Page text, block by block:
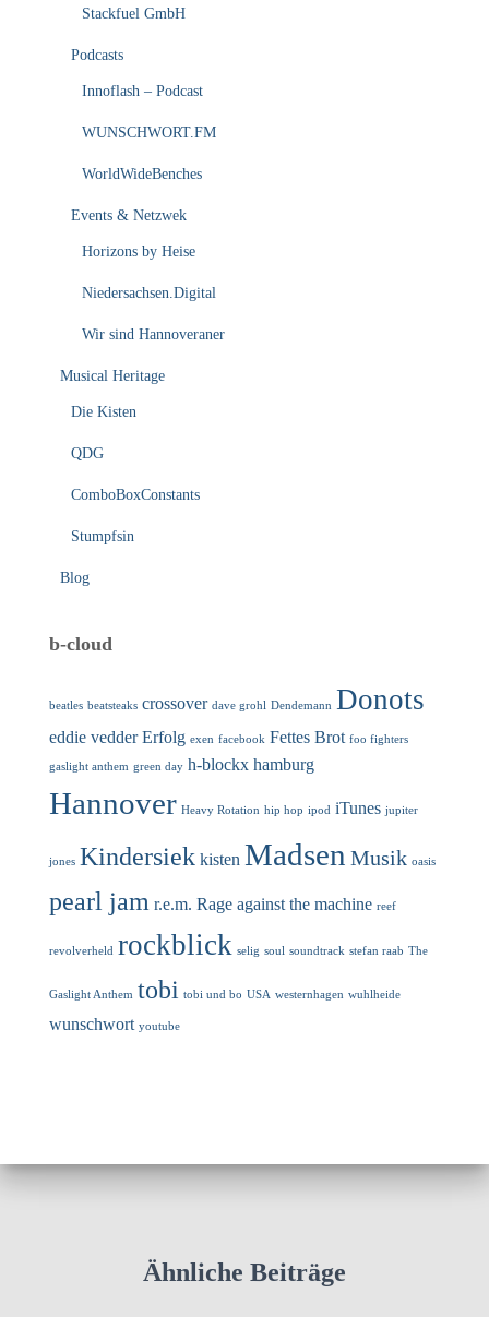
Stackfuel GmbH
Podcasts
Innoflash – Podcast
WUNSCHWORT.FM
WorldWideBenches
Events & Netzwek
Horizons by Heise
Niedersachsen.Digital
Wir sind Hannoveraner
Musical Heritage
Die Kisten
QDG
ComboBoxConstants
Stumpfsin
Blog
b-cloud
beatles beatsteaks crossover dave grohl Dendemann Donots
eddie vedder Erfolg exen facebook Fettes Brot foo fighters
gaslight anthem green day h-blockx hamburg
Hannover Heavy Rotation hip hop ipod iTunes jupiter
jones Kindersiek kisten Madsen Musik oasis
pearl jam r.e.m. Rage against the machine reef
revolverheld rockblick selig soul soundtrack stefan raab The
Gaslight Anthem tobi tobi und bo USA westernhagen wuhlheide
wunschwort youtube
Ähnliche Beiträge